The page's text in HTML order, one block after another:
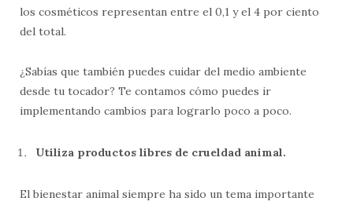
los cosméticos representan entre el 0,1 y el 4 por ciento
del total.
¿Sabías que también puedes cuidar del medio ambiente
desde tu tocador? Te contamos cómo puedes ir
implementando cambios para lograrlo poco a poco.
Utiliza productos libres de crueldad animal.
El bienestar animal siempre ha sido un tema importante